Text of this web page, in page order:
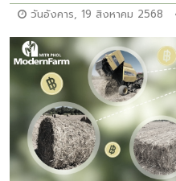
วันอังคาร, 19 สิงหาคม 2568